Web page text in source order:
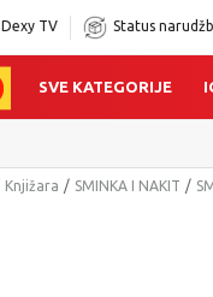
Dexy TV Status
SVE KATEGORIJE
Knjižara SMINKA I NAKIT